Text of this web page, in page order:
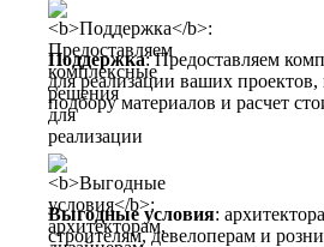
Поддержка: Предоставляем
для реализации ваших проектов,
подбору материалов и расчет
Выгодные условия:
строителям, девелоперам и